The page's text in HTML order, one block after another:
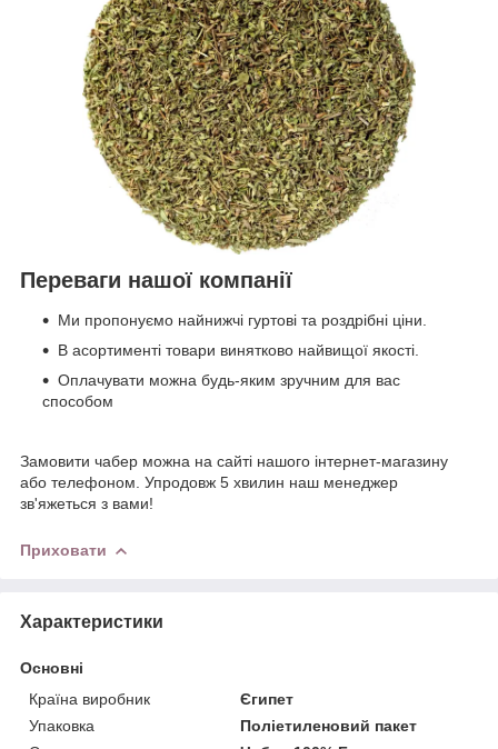
Переваги нашої компанії
Ми пропонуємо найнижчі гуртові та роздрібні ціни.
В асортименті товари винятково найвищої якості.
Оплачувати можна будь-яким зручним для вас
способом
Замовити чабер можна на сайті нашого інтернет-магазину
або телефоном. Упродовж 5 хвилин наш менеджер
зв'яжеться з вами!
Приховати
Характеристики
Основні
Країна виробник
Єгипет
Упаковка
Поліетиленовий пакет